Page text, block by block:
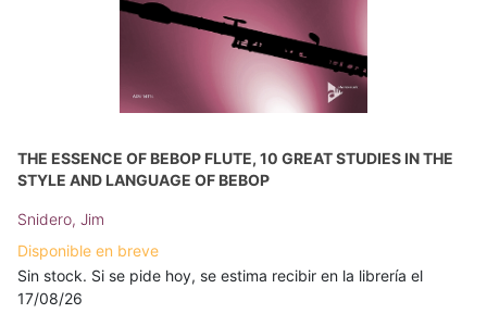
THE ESSENCE OF BEBOP FLUTE, 10 GREAT STUDIES IN THE
STYLE AND LANGUAGE OF BEBOP
Snidero, Jim
Disponible en breve
Sin stock. Si se pide hoy, se estima recibir en la librería el
17/08/26